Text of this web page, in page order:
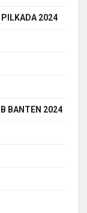
PILKADA 2024
BANTEN 2024